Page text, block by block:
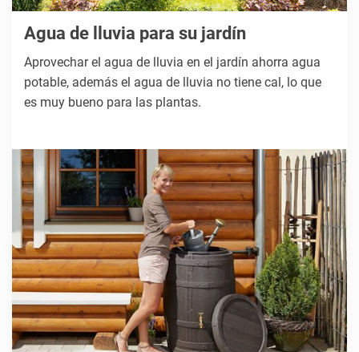
Agua de lluvia para su jardín
Aprovechar el agua de lluvia en el jardín ahorra agua
potable, además el agua de lluvia no tiene cal, lo que
es muy bueno para las plantas.